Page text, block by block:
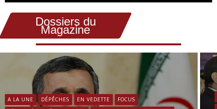
Dossiers du
Magazine
A LA UNE DÉPÊCHES EN VEDETTE FOCUS